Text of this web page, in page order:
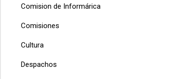
Comision de Informárica
Comisiones
Cultura
Despachos